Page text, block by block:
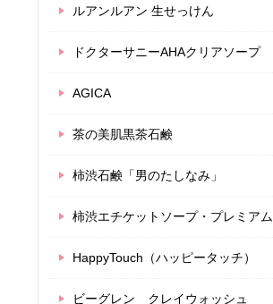
ルアンルアン 生せっけん
ドクターサニーAHAクリアソープ
AGICA
茶の美肌黒茶石鹸
柿渋石鹸「男のたしなみ」
柿渋エチケットソープ・プレミアム
HappyTouch（ハッピータッチ）
ビーグレン クレイウォッシュ